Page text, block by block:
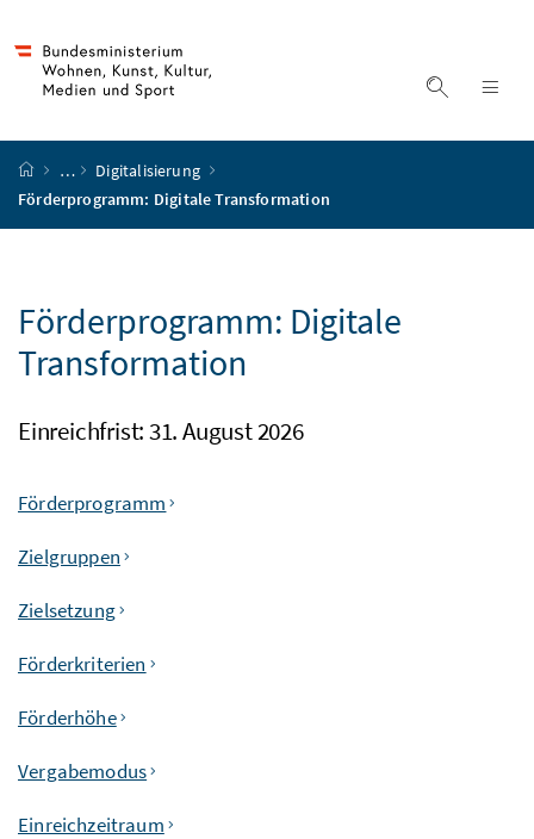
Suche
Startseite
…
Digitalisierung
Förderprogramm: Digitale Transformation
Förderprogramm: Digitale
Transformation
Einreichfrist: 31. August 2026
Inhaltsverzeichnis
Förderprogramm
Zielgruppen
Zielsetzung
Förderkriterien
Förderhöhe
Vergabemodus
Einreichzeitraum